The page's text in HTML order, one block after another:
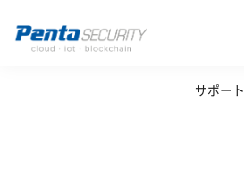
サポート